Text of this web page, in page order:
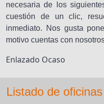
necesaria de los
cuestión de un clic,
inmediato. Nos gusta
motivo cuentas con
Enlazado Ocaso
Listado de